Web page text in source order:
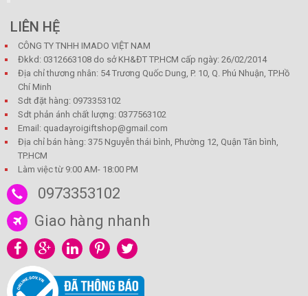
LIÊN HỆ
CÔNG TY TNHH IMADO VIỆT NAM
Đkkd: 0312663108 do sở KH&ĐT TP.HCM cấp ngày: 26/02/2014
Địa chỉ thương nhân: 54 Trương Quốc Dung, P. 10, Q. Phú Nhuận, TP.Hồ
Chí Minh
Sdt đặt hàng: 0973353102
Sdt phản ánh chất lượng: 0377563102
Email: quadayroigiftshop@gmail.com
Địa chỉ bán hàng: 375 Nguyễn thái bình, Phường 12, Quận Tân bình,
TP.HCM
Làm việc từ 9:00 AM- 18:00 PM
0973353102
Giao hàng nhanh